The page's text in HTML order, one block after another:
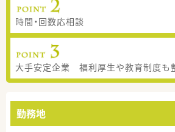
時間・回数応相談
大手安定企業 福利厚生や教育制度も
勤務地